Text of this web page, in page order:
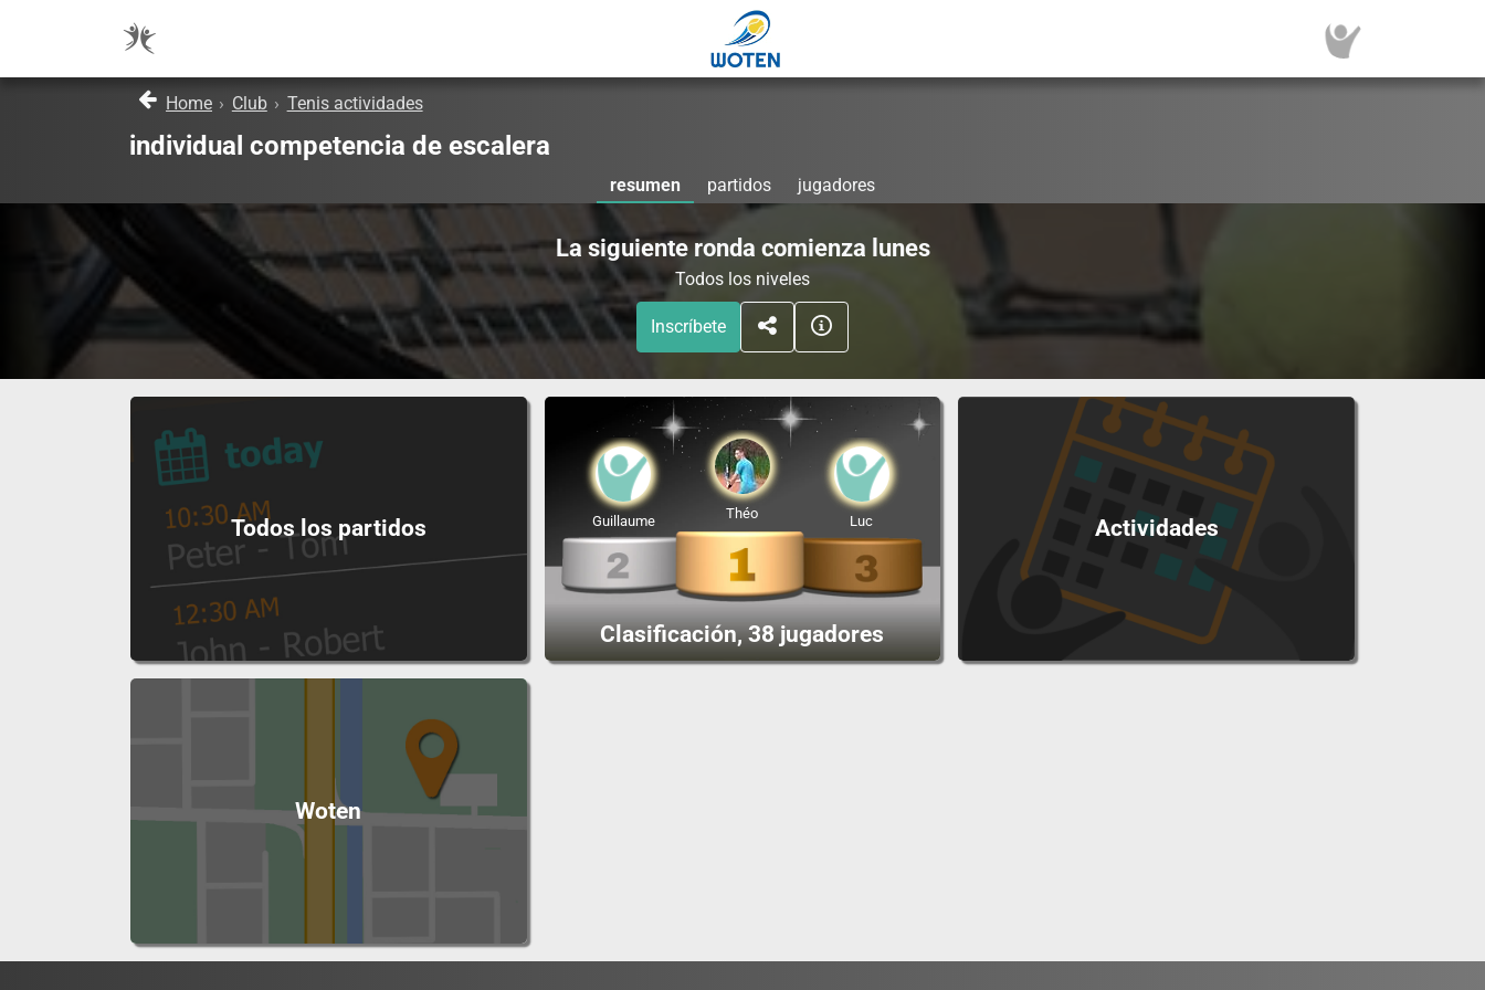
Home › Club › Tenis actividades
individual competencia de escalera
resumen partidos jugadores
La siguiente ronda comienza lunes
Todos los niveles
Inscríbete
Todos los partidos
Clasificación, 38 jugadores
Théo
Guillaume Luc Actividades
Woten